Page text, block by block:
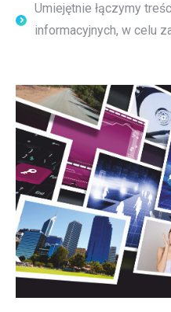
Umiejętnie łączymy
informacyjnych, w celu